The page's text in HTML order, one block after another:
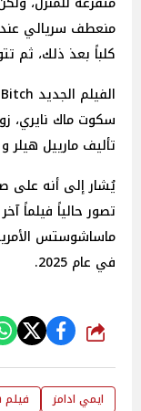
منعطف سريالي
كلباً بعذ ذلك، ثم
سكوت ماك نايري،
تأليف مارييل هيلر
يُشار إلى أنه على
ماساشوستس
في عام 2025.
شارك
ايمي ادامز
فيلم Nightbitch